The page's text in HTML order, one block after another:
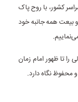
کشور، با روح پاک
بیعت همه جانبه خود
را تا ظهور امام زمان
محفوظ نگاه دارد.